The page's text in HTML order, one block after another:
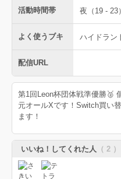
活動時間帯 夜（19 - 23）
よく使うブキ ハイドラン
配信URL
第1回Leon杯団体戦準優勝🥈
元オールXです！Switch買い
ます！
いいね！してくれた人 （ 2 ）